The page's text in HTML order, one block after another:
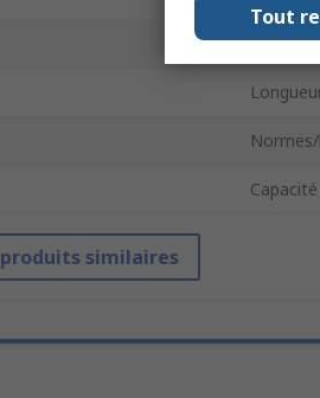
Largeur
similaires
Tout